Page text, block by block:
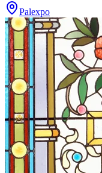
Palexpo